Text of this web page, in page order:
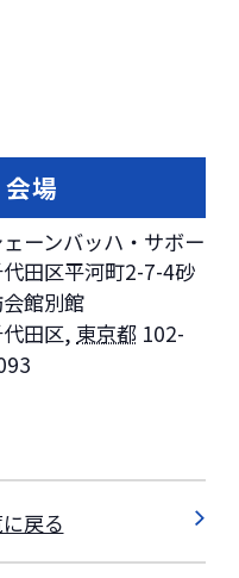
会場
ェーンバッハ・サボー
田区平河町2-7-4砂
館別館
田区, 東京都 102-
戻る